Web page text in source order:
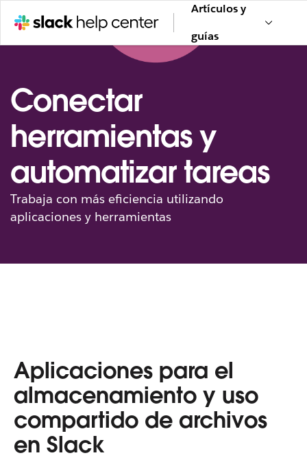
Artículos y
guías
Conectar
herramientas y
automatizar tareas
Trabaja con más eficiencia utilizando
aplicaciones y herramientas
Aplicaciones para el
almacenamiento y uso
compartido de archivos
en Slack